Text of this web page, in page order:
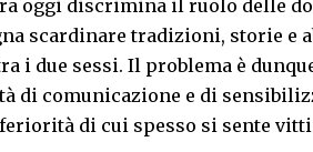
oggi discrimina il ruolo delle
scardinare tradizioni, storie e
i due sessi. Il problema è
di comunicazione e di
di cui spesso si sente